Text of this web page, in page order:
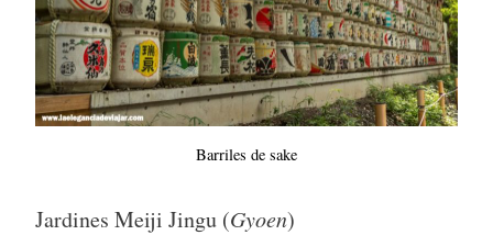
Barriles de sake
Jardines Meiji Jingu (Gyoen)